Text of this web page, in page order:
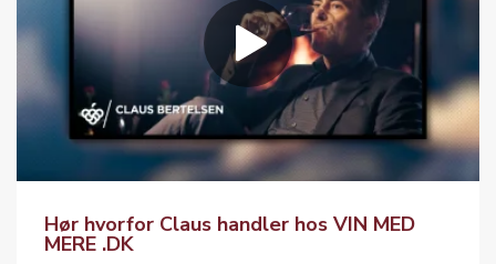
Hør hvorfor Claus handler hos VIN MED
MERE .DK